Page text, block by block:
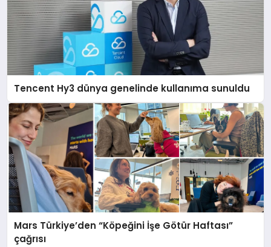
Tencent Hy3 dünya genelinde kullanıma sunuldu
Mars Türkiye’den “Köpeğini İşe Götür Haftası”
çağrısı